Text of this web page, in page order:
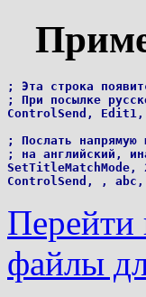
; Эта строка
; При посылке
ControlSend,
; Послать напрямую
; на английский,
SetTitleMatchMode,
Перейти
файлы